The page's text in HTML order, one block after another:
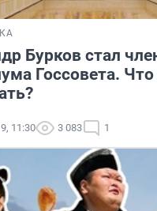
Бурков стал
Госсовета.
11:30 3 083 1